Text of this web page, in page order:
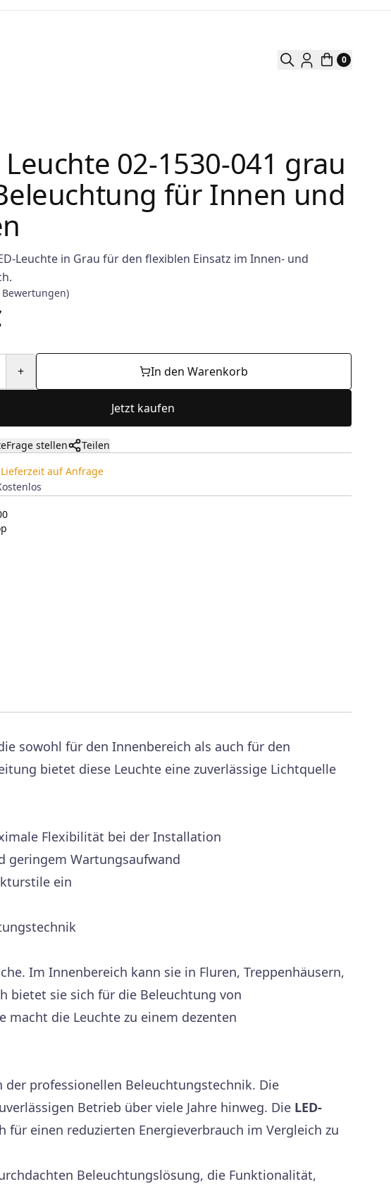
0
Leuchte 02-1530-041 grau
für Innen und
Leuchte in Grau für den flexiblen Einsatz im Innen- und
Bewertungen)
+ In den Warenkorb
Jetzt kaufen
Frage stellen
Teilen
Lieferzeit auf Anfrage
sowohl für den Innenbereich als auch für den
bietet diese Leuchte eine zuverlässige Lichtquelle
Flexibilität bei der Installation
geringem Wartungsaufwand
ein
Im Innenbereich kann sie in Fluren, Treppenhäusern,
bietet sie sich für die Beleuchtung von
macht die Leuchte zu einem dezenten
professionellen Beleuchtungstechnik. Die
Betrieb über viele Jahre hinweg. Die LED-
einen reduzierten Energieverbrauch im Vergleich zu
Beleuchtungslösung, die Funktionalität,